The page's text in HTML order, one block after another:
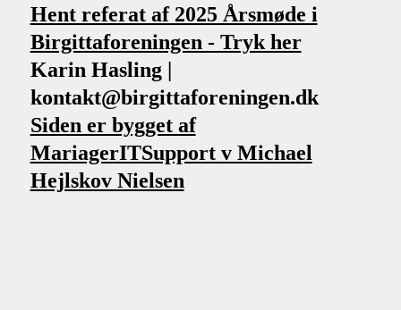
Hent referat af 2025 Årsmøde i
Birgittaforeningen - Tryk her
Karin Hasling |
kontakt@birgittaforeningen.dk
Siden er bygget af
MariagerITSupport v Michael
Hejlskov Nielsen